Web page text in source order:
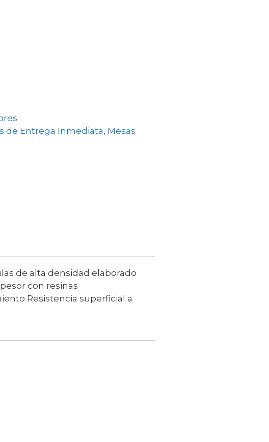
de Entrega Inmediata, Mesas
de alta densidad elaborado
con resinas
Resistencia superficial a